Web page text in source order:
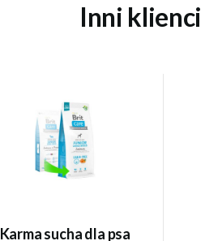
Inni
Karma sucha dla psa